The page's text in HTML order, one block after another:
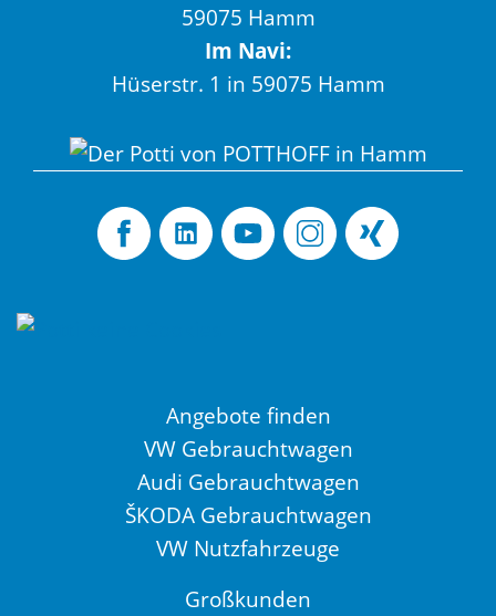
59075 Hamm
Im Navi:
Hüserstr. 1 in 59075 Hamm
Angebote finden
VW Gebrauchtwagen
Audi Gebrauchtwagen
ŠKODA Gebrauchtwagen
VW Nutzfahrzeuge
Großkunden